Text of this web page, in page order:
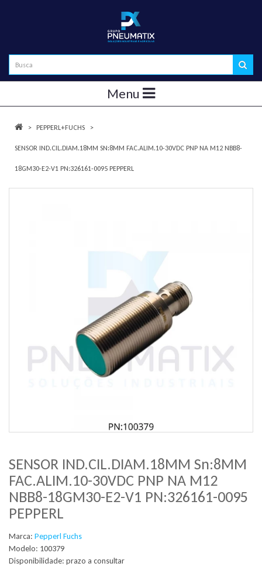
Menu
PEPPERL+FUCHS
SENSOR IND.CIL.DIAM.18MM SN:8MM FAC.ALIM.10-30VDC PNP NA M12 NBB8-
18GM30-E2-V1 PN:326161-0095 PEPPERL
SENSOR IND.CIL.DIAM.18MM Sn:8MM
FAC.ALIM.10-30VDC PNP NA M12
NBB8-18GM30-E2-V1 PN:326161-0095
PEPPERL
Marca: Pepperl Fuchs
Modelo: 100379
Disponibilidade: prazo a consultar